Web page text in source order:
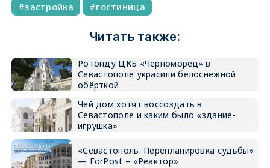
застройка
гостиница
Читать также:
Ротонду ЦКБ «Черноморец» в
Севастополе украсили белоснежной
обёрткой
Чей дом хотят воссоздать в
Севастополе и каким было «здание-
игрушка»
«Севастополь. Перепланировка судьбы»
— ForPost – «Реактор»